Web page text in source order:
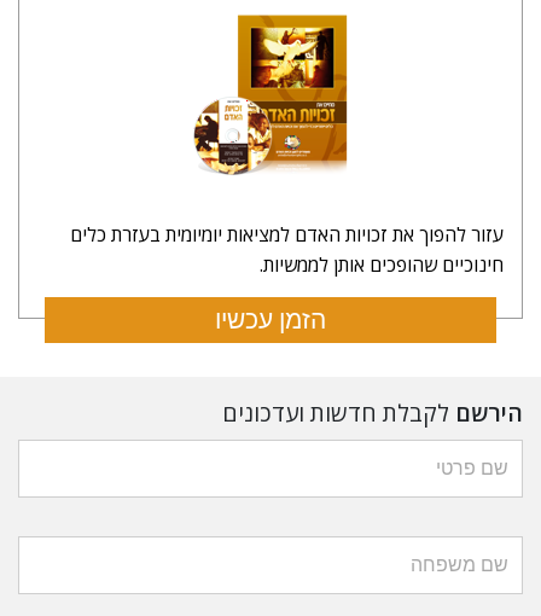
עזור להפוך את זכויות האדם למציאות יומיומית בעזרת כלים
חינוכיים שהופכים אותן לממשיות.
הזמן עכשיו
הירשם לקבלת חדשות ועדכונים